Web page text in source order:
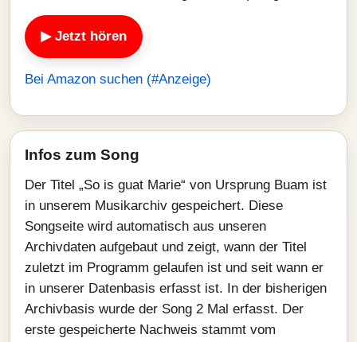
▶ Jetzt hören
Bei Amazon suchen (#Anzeige)
Infos zum Song
Der Titel „So is guat Marie“ von Ursprung Buam ist
in unserem Musikarchiv gespeichert. Diese
Songseite wird automatisch aus unseren
Archivdaten aufgebaut und zeigt, wann der Titel
zuletzt im Programm gelaufen ist und seit wann er
in unserer Datenbasis erfasst ist. In der bisherigen
Archivbasis wurde der Song 2 Mal erfasst. Der
erste gespeicherte Nachweis stammt vom